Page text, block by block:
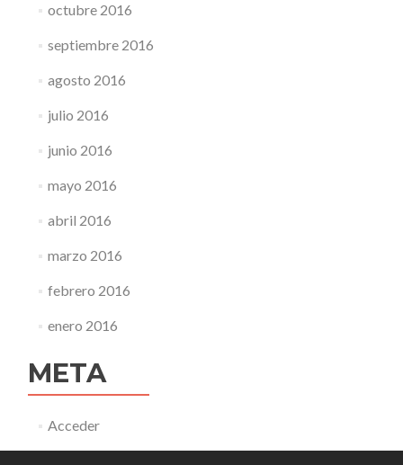
octubre 2016
septiembre 2016
agosto 2016
julio 2016
junio 2016
mayo 2016
abril 2016
marzo 2016
febrero 2016
enero 2016
META
Acceder